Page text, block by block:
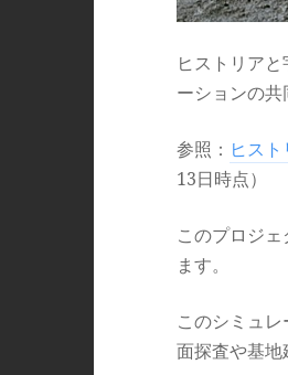
ヒストリア
ーションの共
参照： ヒス
13日時点）
このプロジ
ます。
このシミュ
面探査や基地